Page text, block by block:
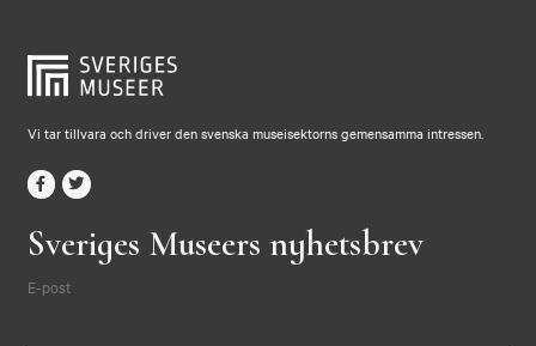
Vi tar tillvara och driver den svenska museisektorns gemensamma intressen.
Sveriges Museers nyhetsbrev
E-post